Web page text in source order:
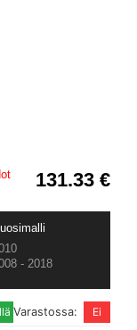
131.33 €
- 2018
Varastossa: